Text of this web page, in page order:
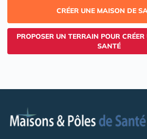
CRÉER UNE MAISON DE
PROPOSER UN TERRAIN POUR
SANTÉ